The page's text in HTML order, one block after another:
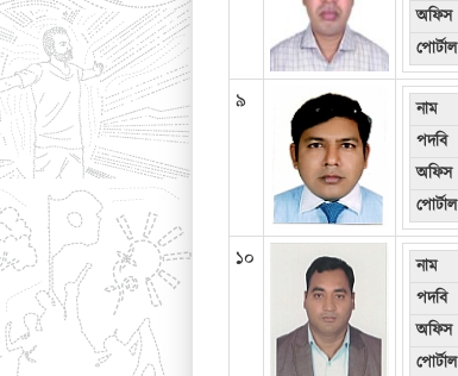
অফিস
পোর্টাল
৯ নাম
পদবি
অফিস
পোর্টাল
১০ নাম
পদবি
অফিস
পোর্টাল